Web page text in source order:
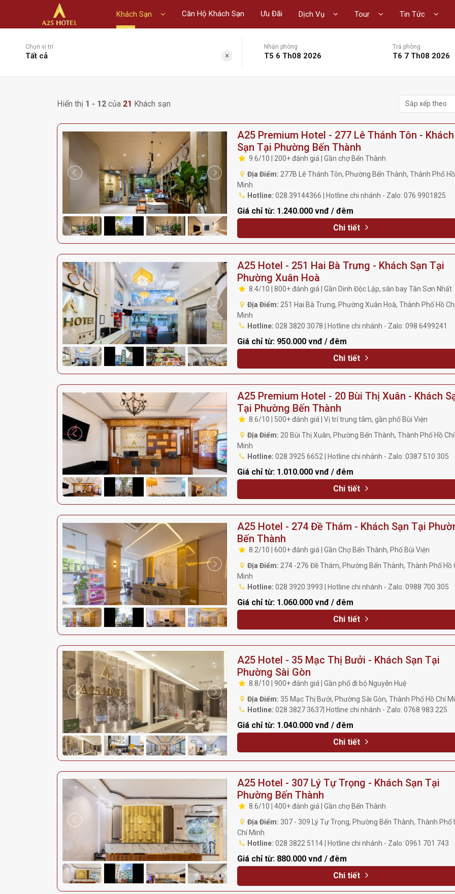
Khách Sạn Căn Hộ Khách Sạn Ưu Đãi Dịch Vụ Tour Tin Tức
Chọn vị trí
Tất cả ×
Nhận phòng
T5 6 Th08 2026
Trả phòng
T6 7 Th08 2026
Hiển thị 1 - 12 của 21 Khách sạn Sắp xếp theo
A25 Premium Hotel - 277 Lê Thánh Tôn - Khách
Sạn Tại Phường Bến Thành
9.6/10 | 200+ đánh giá | Gần chợ Bến Thành
Địa Điểm: 277B Lê Thánh Tôn, Phường Bến Thành, Thành Phố
Minh
Hotline: 028.39144366 | Hotline chi nhánh - Zalo: 076 9901825
Giá chỉ từ: 1.240.000 vnđ / đêm
Chi tiết
A25 Hotel - 251 Hai Bà Trưng - Khách Sạn Tại
Phường Xuân Hoà
8.4/10 | 800+ đánh giá | Gần Dinh Độc Lập, sân bay Tân Sơn Nhất
Địa Điểm: 251 Hai Bà Trưng, Phường Xuân Hoà, Thành Phố Hồ
Minh
Hotline: 028 3820 3078 | Hotline chi nhánh - Zalo: 098 6499241
Giá chỉ từ: 950.000 vnđ / đêm
Chi tiết
A25 Premium Hotel - 20 Bùi Thị Xuân - Khách
Tại Phường Bến Thành
8.6/10 | 500+ đánh giá | Vị trí trung tâm, gần phố Bùi Viện
Địa Điểm: 20 Bùi Thị Xuân, Phường Bến Thành, Thành Phố Hồ Chí
Minh
Hotline: 028 3925 6652 | Hotline chi nhánh - Zalo: 0387 510 305
Giá chỉ từ: 1.010.000 vnđ / đêm
Chi tiết
A25 Hotel - 274 Đề Thám - Khách Sạn Tại
Bến Thành
8.2/10 | 600+ đánh giá | Gần Chợ Bến Thành, Phố Bùi Viện
Địa Điểm: 274 -276 Đề Thám, Phường Bến Thành, Thành Phố Hồ
Minh
Hotline: 028 3920 3993 | Hotline chi nhánh - Zalo: 0988 700 305
Giá chỉ từ: 1.060.000 vnđ / đêm
Chi tiết
A25 Hotel - 35 Mạc Thị Bưởi - Khách Sạn Tại
Phường Sài Gòn
8.8/10 | 900+ đánh giá | Gần phố đi bộ Nguyễn Huệ
Địa Điểm: 35 Mạc Thị Bưởi, Phường Sài Gòn, Thành Phố Hồ Chí
Hotline: 028 3827 3637| Hotline chi nhánh - Zalo: 0768 983 225
Giá chỉ từ: 1.040.000 vnđ / đêm
Chi tiết
A25 Hotel - 307 Lý Tự Trọng - Khách Sạn Tại
Phường Bến Thành
8.6/10 | 400+ đánh giá | Gần chợ Bến Thành
Địa Điểm: 307 - 309 Lý Tự Trọng, Phường Bến Thành, Thành Phố
Chí Minh
Hotline: 028 3822 5114 | Hotline chi nhánh - Zalo: 0961 701 743
Giá chỉ từ: 880.000 vnđ / đêm
Chi tiết